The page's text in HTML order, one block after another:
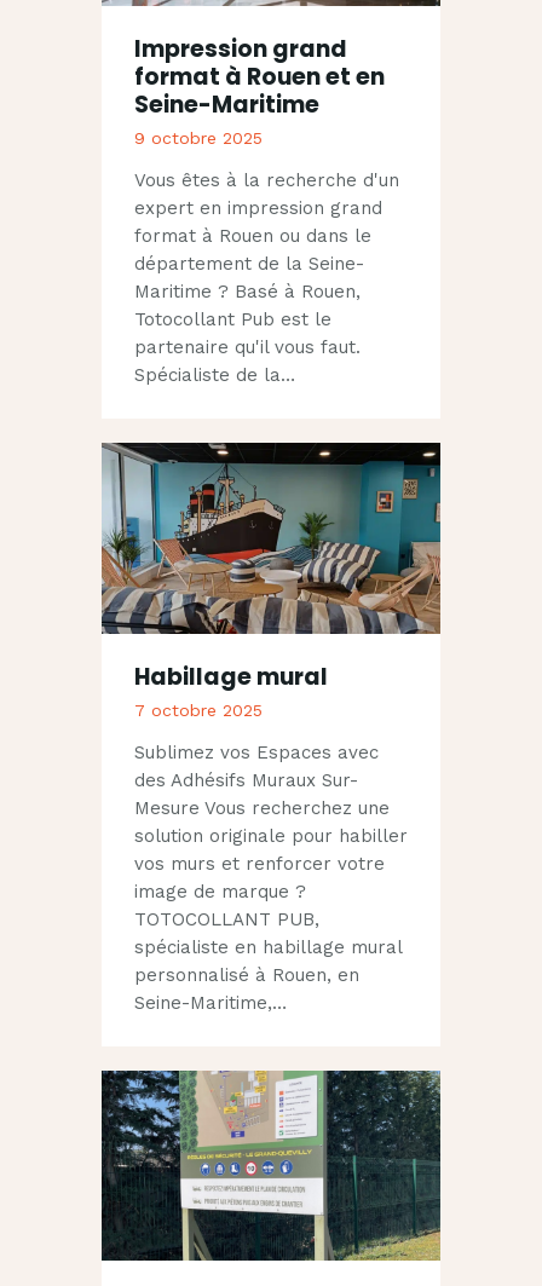
Impression grand
format à Rouen et en
Seine-Maritime
9 octobre 2025
Vous êtes à la recherche d'un
expert en impression grand
format à Rouen ou dans le
département de la Seine-
Maritime ? Basé à Rouen,
Totocollant Pub est le
partenaire qu'il vous faut.
Spécialiste de la…
Habillage mural
7 octobre 2025
Sublimez vos Espaces avec
des Adhésifs Muraux Sur-
Mesure Vous recherchez une
solution originale pour habiller
vos murs et renforcer votre
image de marque ?
TOTOCOLLANT PUB,
spécialiste en habillage mural
personnalisé à Rouen, en
Seine-Maritime,…